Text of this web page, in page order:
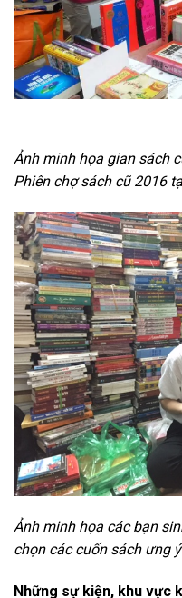
Ảnh minh họa gian sách
Phiên chợ sách cũ 2016
Ảnh minh họa các bạn
chọn các cuốn sách ưng ý
Những sự kiện, khu vực